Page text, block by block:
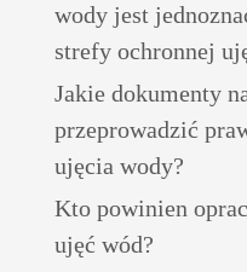
wody jest
strefy ochronnej
Jakie dokumenty
przeprowadzić
ujęcia wody?
Kto powinien
ujęć wód?